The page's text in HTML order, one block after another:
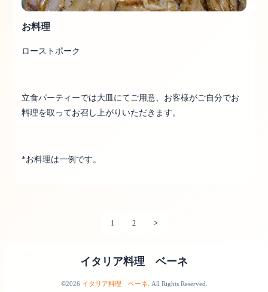
お料理
ローストポーク
立食パーティーでは大皿にてご用意、お客様がご自分でお
料理を取ってお召し上がりいただきます。
*お料理は一例です。
1 2 >
イタリア料理 ベーネ
©2026 イタリア料理 ベーネ. All Rights Reserved.